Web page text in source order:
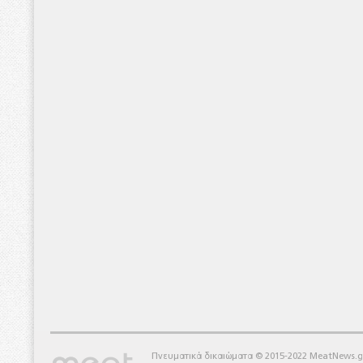
Πνευματικά δικαιώματα © 2015-2022